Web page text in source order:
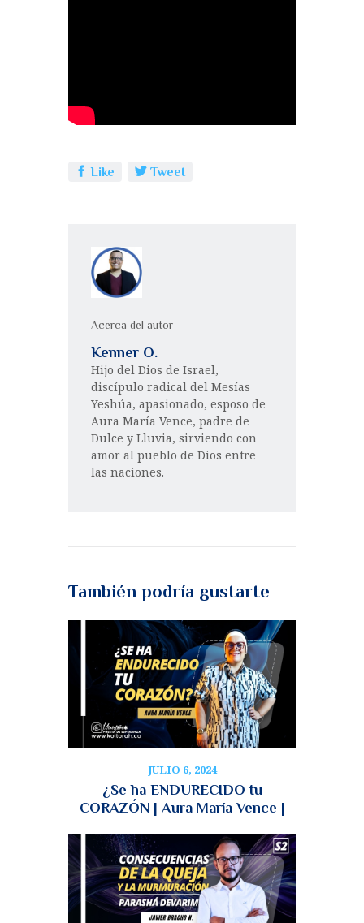
k
ir
Like Tweet
Acerca del autor
Kenner O.
Hijo del Dios de Israel,
discípulo radical del Mesías
Yeshúa, apasionado, esposo de
Aura María Vence, padre de
Dulce y Lluvia, sirviendo con
amor al pueblo de Dios entre
las naciones.
También podría gustarte
JULIO 6, 2024
¿Se ha ENDURECIDO tu
CORAZÓN | Aura María Vence |